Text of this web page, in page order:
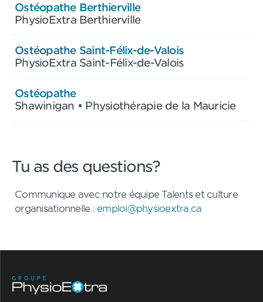
Ostéopathe Berthierville
PhysioExtra Berthierville
Ostéopathe Saint-Félix-de-Valois
PhysioExtra Saint-Félix-de-Valois
Ostéopathe
Shawinigan • Physiothérapie de la Mauricie
Tu as des questions?
Communique avec notre équipe Talents et culture
organisationnelle : emploi@physioextra.ca